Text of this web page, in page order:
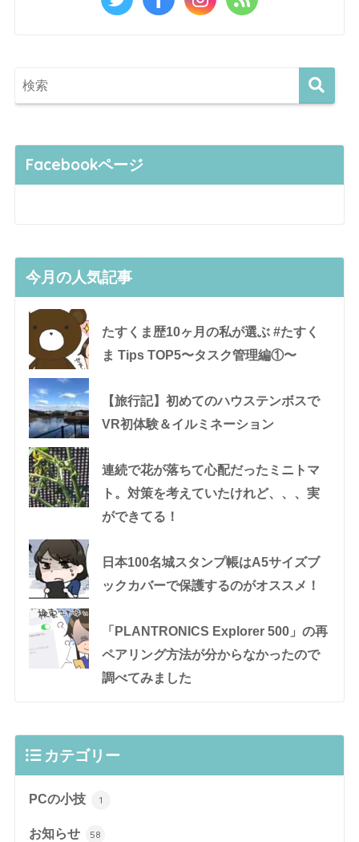
Facebookページ
今月の人気記事
たすくま歴10ヶ月の私が選ぶ #たすく
ま Tips TOP5〜タスク管理編①〜
【旅行記】初めてのハウステンボスで
VR初体験＆イルミネーション
連続で花が落ちて心配だったミニトマ
ト。対策を考えていたけれど、、、実
ができてる！
日本100名城スタンプ帳はA5サイズブ
ックカバーで保護するのがオススメ！
「PLANTRONICS Explorer 500」の再
ペアリング方法が分からなかったので
調べてみました
カテゴリー
PCの小技 1
お知らせ 58